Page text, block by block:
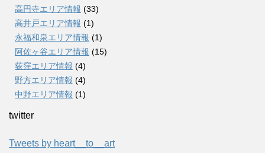
高円寺エリア情報 (33)
高井戸エリア情報 (1)
永福和泉エリア情報 (1)
阿佐ヶ谷エリア情報 (15)
荻窪エリア情報 (4)
野方エリア情報 (4)
中野エリア情報 (1)
twitter
Tweets by heart__to__art